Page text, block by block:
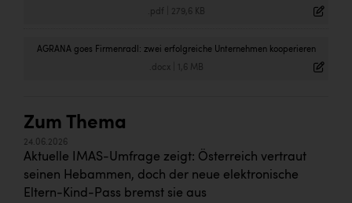
.pdf 279,6 KB
AGRANA goes Firmenradl: zwei erfolgreiche Unternehmen kooperieren
.docx| 1,6 MB
Zum Thema
24.06.2026
Aktuelle IMAS-Umfrage zeigt: Österreich vertraut
seinen Hebammen, doch der neue elektronische
Eltern-Kind-Pass bremst sie aus